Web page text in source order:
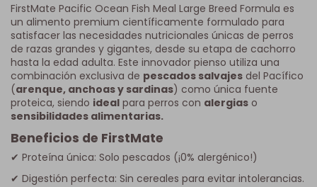
FirstMate Pacific Ocean Fish Meal Large Breed Formula es
un alimento premium científicamente formulado para
satisfacer las necesidades nutricionales únicas de perros
de razas grandes y gigantes, desde su etapa de cachorro
hasta la edad adulta. Este innovador pienso utiliza una
combinación exclusiva de pescados salvajes del Pacífico
(arenque, anchoas y sardinas) como única fuente
proteica, siendo ideal para perros con alergias o
sensibilidades alimentarias.
Beneficios de FirstMate
✔ Proteína única: Solo pescados (¡0% alergénico!)
✔ Digestión perfecta: Sin cereales para evitar intolerancias.